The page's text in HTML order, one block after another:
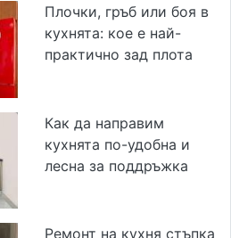
Плочки, гръб или боя в
кухнята: кое е най-
практично зад плота
Как да направим
кухнята по-удобна и
лесна за поддръжка
Ремонт на кухня стъпка